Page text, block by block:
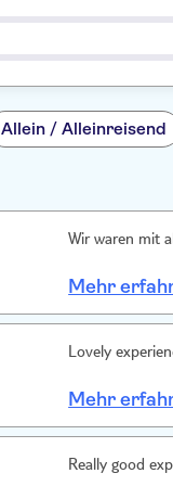
Allein / Alleinreisend
Wir waren mit
Mehr
Lovely
Mehr
Really good